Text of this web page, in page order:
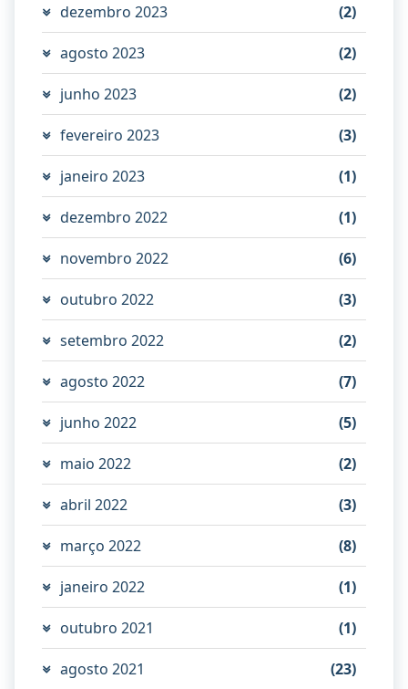
dezembro 2023 (2)
agosto 2023 (2)
junho 2023 (2)
fevereiro 2023 (3)
janeiro 2023 (1)
dezembro 2022 (1)
novembro 2022 (6)
outubro 2022 (3)
setembro 2022 (2)
agosto 2022 (7)
junho 2022 (5)
maio 2022 (2)
abril 2022 (3)
março 2022 (8)
janeiro 2022 (1)
outubro 2021 (1)
agosto 2021 (23)